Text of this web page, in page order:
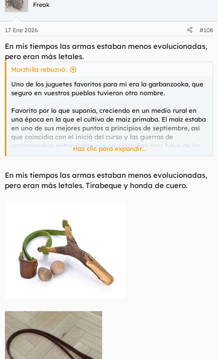
c
i
e
:
Freak
17 Ene 2026 #108
En mis tiempos las armas estaban menos evolucionadas,
pero eran más letales.
Morzhilla rebuznó:
Uno de los juguetes favoritos para mi era la garbanzooka, que
seguro en vuestros pueblos tuvieron otro nombre.
Favorito por lo que suponía, creciendo en un medio rural en
una época en la que el cultivo de maiz primaba. El maíz estaba
en uno de sus mejores puntos a principios de septiembre, asi
que coincidia con el inició del curso y las guerras de
garbanzookas entre clases que se extendian mas haya de las
horas de clase, ya que habia que ir a la aventura, a colarse en
secar loa granos para que estuviesen mas duros... y ahi
apareciamos por las mañanas, con riñoneras llenas de granos
directos a la guerra.
Esta cicatriz, o lo que queda de ella en la palma de la mano me
la hice precisamente robando una mazorca que no rompió
directamente, arranco parte del tallo y me corté con el canto al
tirar hacia abajo. En aquel entonces al tener la mano mas
pequeña la herida ocupaba casi toda la palma
Ver el archivos adjunto 209421
Haz clic para expandir...
En mis tiempos las armas estaban menos evolucionadas,
pero eran más letales. Tirabeque y honda de cuero.